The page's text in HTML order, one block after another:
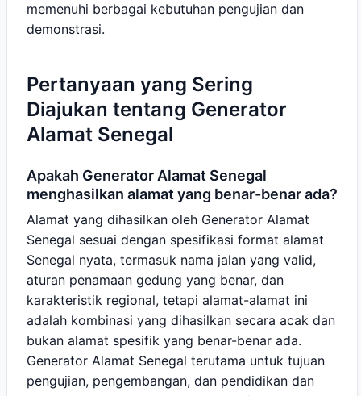
memenuhi berbagai kebutuhan pengujian dan
demonstrasi.
Pertanyaan yang Sering
Diajukan tentang Generator
Alamat Senegal
Apakah Generator Alamat Senegal
menghasilkan alamat yang benar-benar ada?
Alamat yang dihasilkan oleh Generator Alamat
Senegal sesuai dengan spesifikasi format alamat
Senegal nyata, termasuk nama jalan yang valid,
aturan penamaan gedung yang benar, dan
karakteristik regional, tetapi alamat-alamat ini
adalah kombinasi yang dihasilkan secara acak dan
bukan alamat spesifik yang benar-benar ada.
Generator Alamat Senegal terutama untuk tujuan
pengujian, pengembangan, dan pendidikan dan